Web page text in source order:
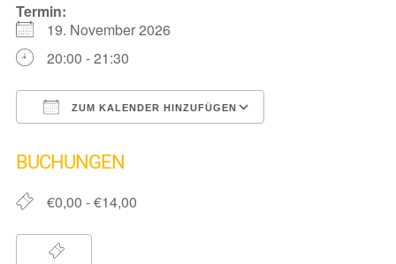
Termin:
19. November 2026
20:00 - 21:30
ZUM KALENDER HINZUFÜGEN
BUCHUNGEN
€0,00 - €14,00